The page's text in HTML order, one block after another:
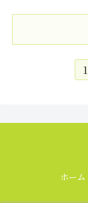
1
ホーム